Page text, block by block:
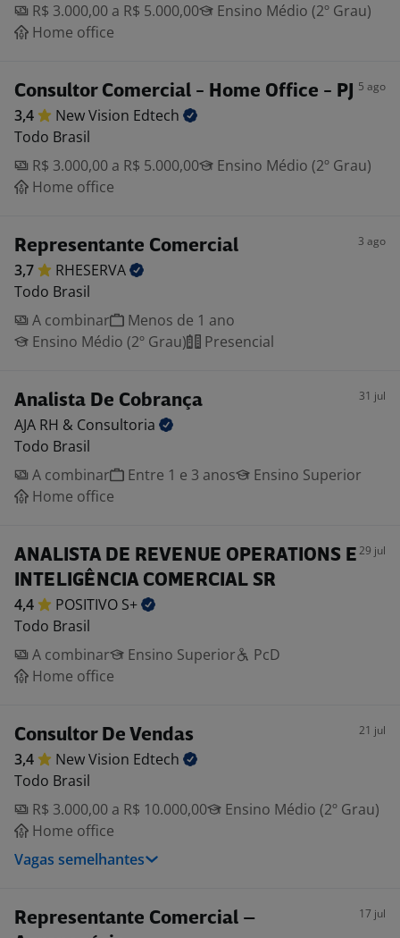
R$ 3.000,00 a R$ 5.000,00
Ensino Médio (2º Grau)
Home office
Consultor Comercial - Home Office - PJ 5 ago
3,4 New Vision Edtech
Todo Brasil
R$ 3.000,00 a R$ 5.000,00
Ensino Médio (2º Grau)
Home office
Representante Comercial 3 ago
3,7
RHESERVA
Todo Brasil
A combinar
Menos de 1 ano
Ensino Médio (2º Grau)
Presencial
Analista De Cobrança 31 jul
AJA RH & Consultoria
Todo Brasil
A combinar
Entre 1 e 3 anos
Ensino Superior
Home office
ANALISTA DE REVENUE OPERATIONS E
INTELIGÊNCIA COMERCIAL SR
29 jul
4,4 POSITIVO S+
Todo Brasil
A combinar
Ensino Superior
PcD
Home office
Consultor De Vendas 21 jul
3,4 New Vision Edtech
Todo Brasil
R$ 3.000,00 a R$ 10.000,00
Ensino Médio (2º Grau)
Home office
Vagas semelhantes
Representante Comercial –
17 jul